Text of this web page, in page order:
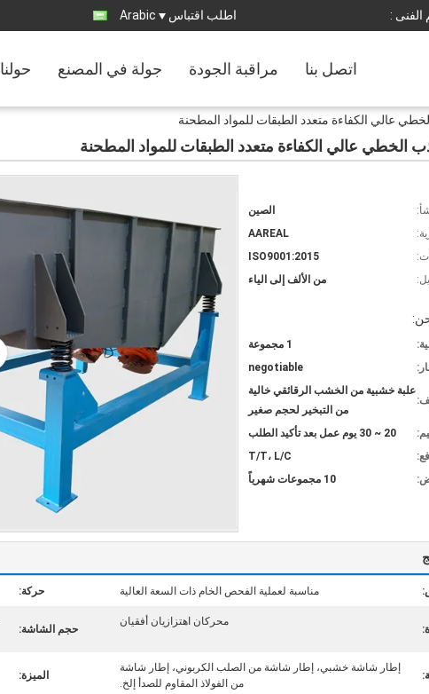
الفنى : اطلب اقتباس Arabic
حولنا جولة في المصنع مراقبة الجودة اتصل بنا
عالي الكفاءة متعدد الطبقات للمواد المطحنة
الخطي عالي الكفاءة متعدد الطبقات للمواد المطحنة
الصين
AAREAL
ISO9001:2015
من الألف إلى الياء
1 مجموعة
negotiable
علبة خشبية من الخشب الرقائقي خالية
من التبخير لحجم صغير
20 ~ 30 يوم عمل بعد تأكيد الطلب
T/T، L/C
10 مجموعات شهرياً
مناسبة لعملية الفحص الخام ذات السعة العالية حركة:
محركان اهتزازيان أفقيان
حجم الشاشة:
إطار شاشة خشبي، إطار شاشة من الصلب الكربوني، إطار شاشة
من الفولاذ المقاوم للصدأ إلخ.
الميزة: